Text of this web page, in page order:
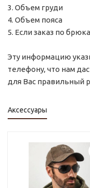
3. Объем груди
4. Объем пояса
5. Если заказ по
Эту информацию
телефону, что нам
для Вас правильный
Аксессуары